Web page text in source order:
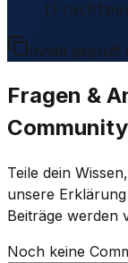
Inhalt geprüft
Fragen &
Community
Teile dein
unsere
Beiträge werden
Noch keine